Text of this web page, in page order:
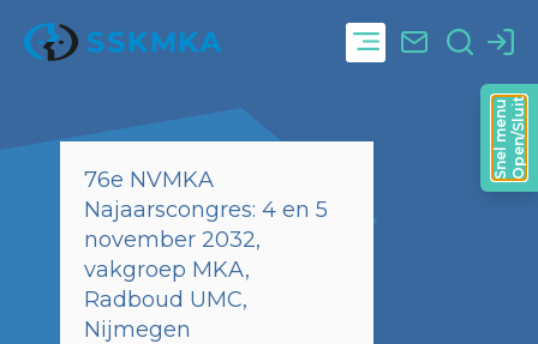
76e NVMKA
Najaarscongres: 4 en 5
november 2032,
vakgroep MKA,
Radboud UMC,
Nijmegen
Open/Sluit
Snel menu